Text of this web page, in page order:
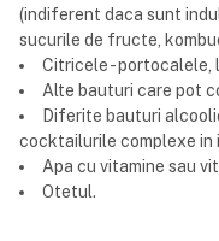
(indiferent daca sunt
sucurile de fructe,
Citricele - portocalele,
Alte bauturi care pot
Diferite bauturi
cocktailurile complexe in
Apa cu vitamine sau
Otetul.